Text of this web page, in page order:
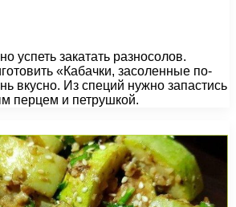
успеть закатать разносолов.
«Кабачки, засоленные по-
вкусно. Из специй нужно запастись
перцем и петрушкой.